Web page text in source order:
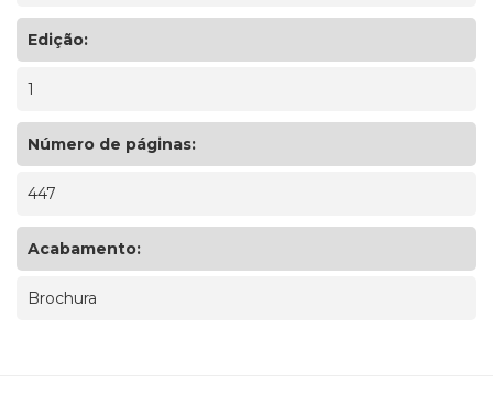
Edição:
1
Número de páginas:
447
Acabamento:
Brochura